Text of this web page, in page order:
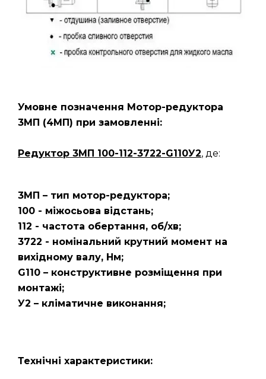
Умовне позначення Мотор-редуктора
3МП (4МП) при замовленні:
Редуктор 3МП 100-112-3722-G110У2, де:
3МП – тип мотор-редуктора;
100 - міжосьова відстань;
112 - частота обертання, об/хв;
3722 - номінальний крутний момент на
вихідному валу, Нм;
G110 – конструктивне розміщення при
монтажі;
У2 – кліматичне виконання;
Технічні характеристики: